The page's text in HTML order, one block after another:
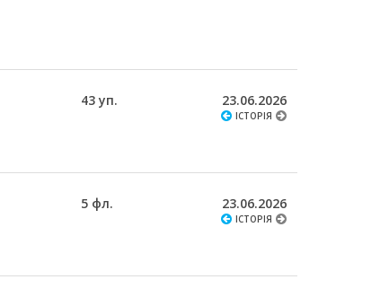
43 уп. 23.06.2026
ІСТОРІЯ
5 фл. 23.06.2026
ІСТОРІЯ